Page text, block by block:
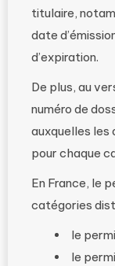
titulaire,
date
d’expiration.
De plus, au
numéro de
auxquelles les
pour chaque
En France, le
catégories
le
le